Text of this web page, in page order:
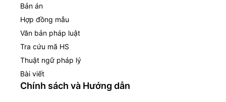
Bản án
Hợp đồng mẫu
Văn bản pháp luật
Tra cứu mã HS
Thuật ngữ pháp lý
Bài viết
Chính sách và Hướng dẫn